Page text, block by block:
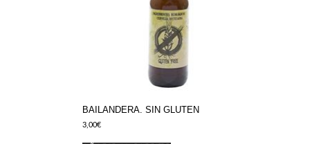
BAILANDERA. SIN GLUTEN
3,00€